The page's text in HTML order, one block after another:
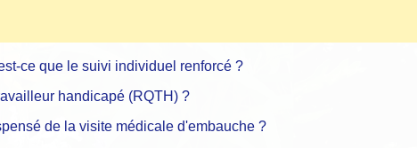
ce que le suivi individuel renforcé ?
handicapé (RQTH) ?
de la visite médicale d'embauche ?